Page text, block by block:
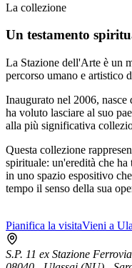
La collezione
Un testamento
La Stazione dell'Arte è un
percorso umano e artistico
Inaugurato nel 2006, nasce
ha voluto lasciare al suo
alla più significativa
Questa collezione
spirituale: un'eredità che
in uno spazio espositivo
tempo il senso della sua
Pianifica la visitaVieni a
S.P. 11 ex Stazione